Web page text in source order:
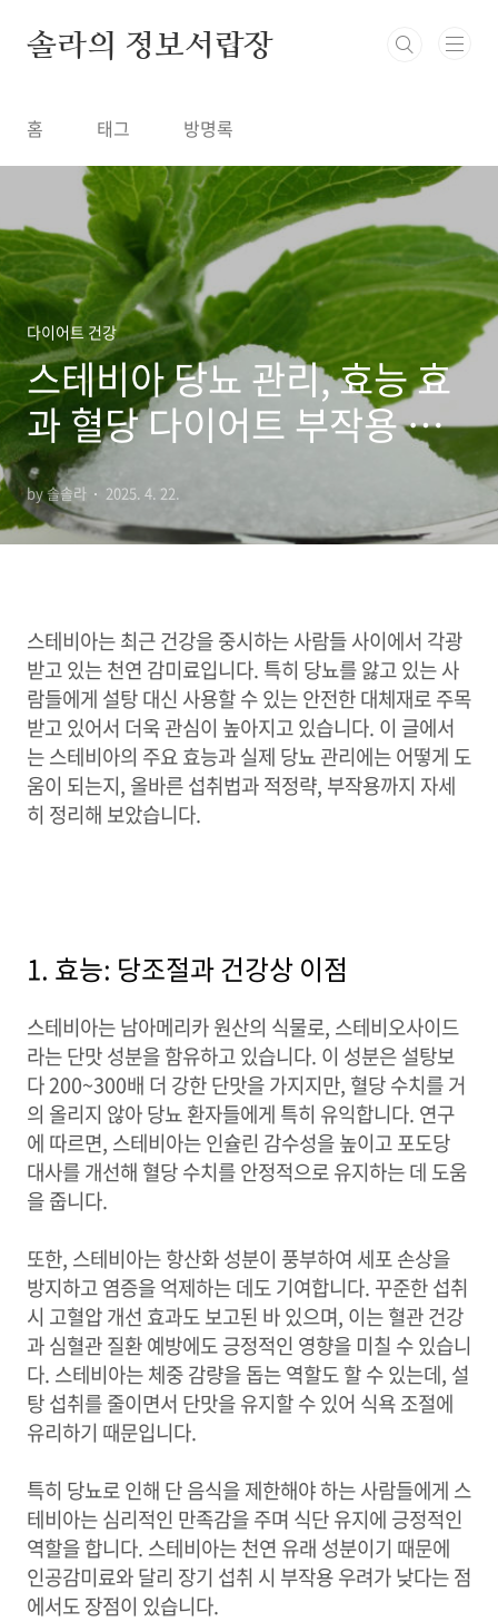
솔라의 정보서랍장
홈 태그 방명록
다이어트 건강
스테비아 당뇨 관리, 효능 효
과 혈당 다이어트 부작용 먹
는 방법
by 솔솔라 2025. 4. 22.
스테비아는 최근 건강을 중시하는 사람들 사이에서 각광
받고 있는 천연 감미료입니다. 특히 당뇨를 앓고 있는 사
람들에게 설탕 대신 사용할 수 있는 안전한 대체재로 주목
받고 있어서 더욱 관심이 높아지고 있습니다. 이 글에서
는 스테비아의 주요 효능과 실제 당뇨 관리에는 어떻게 도
움이 되는지, 올바른 섭취법과 적정략, 부작용까지 자세
히 정리해 보았습니다.
1. 효능: 당조절과 건강상 이점
스테비아는 남아메리카 원산의 식물로, 스테비오사이드
라는 단맛 성분을 함유하고 있습니다. 이 성분은 설탕보
다 200~300배 더 강한 단맛을 가지지만, 혈당 수치를 거
의 올리지 않아 당뇨 환자들에게 특히 유익합니다. 연구
에 따르면, 스테비아는 인슐린 감수성을 높이고 포도당
대사를 개선해 혈당 수치를 안정적으로 유지하는 데 도움
을 줍니다.
또한, 스테비아는 항산화 성분이 풍부하여 세포 손상을
방지하고 염증을 억제하는 데도 기여합니다. 꾸준한 섭취
시 고혈압 개선 효과도 보고된 바 있으며, 이는 혈관 건강
과 심혈관 질환 예방에도 긍정적인 영향을 미칠 수 있습니
다. 스테비아는 체중 감량을 돕는 역할도 할 수 있는데, 설
탕 섭취를 줄이면서 단맛을 유지할 수 있어 식욕 조절에
유리하기 때문입니다.
특히 당뇨로 인해 단 음식을 제한해야 하는 사람들에게 스
테비아는 심리적인 만족감을 주며 식단 유지에 긍정적인
역할을 합니다. 스테비아는 천연 유래 성분이기 때문에
인공감미료와 달리 장기 섭취 시 부작용 우려가 낮다는 점
에서도 장점이 있습니다.